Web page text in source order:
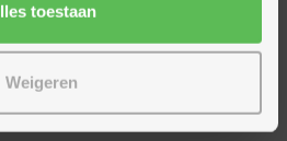
toestaan
Weigeren